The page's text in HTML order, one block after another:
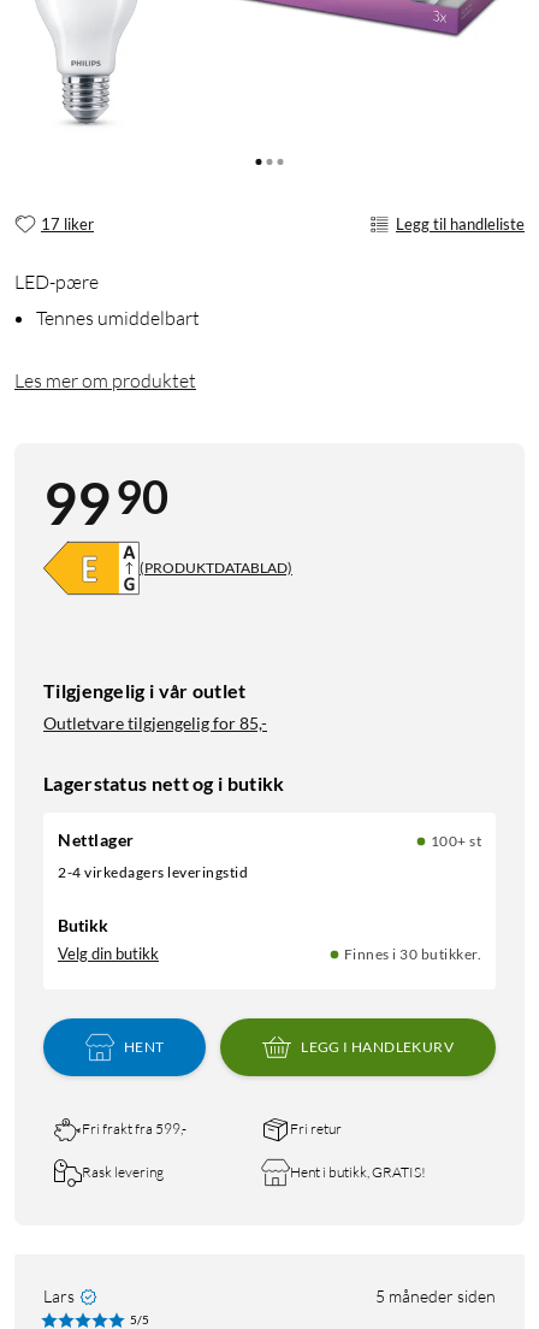
17 liker Legg til handleliste
LED-pære
Tennes umiddelbart
Les mer om produktet
9990
(PRODUKTDATABLAD)
Tilgjengelig i vår outlet
Outletvare tilgjengelig for85,-
Lagerstatus nett og i butikk
Nettlager
100+ st
2-4 virkedagers leveringstid
Butikk
Velg din butikk Finnes i 30 butikker.
HENT LEGG I HANDLEKURV
Fri frakt fra 599,- Fri retur
Rask levering Hent i butikk, GRATIS!
Lars 5 måneder siden
5/5